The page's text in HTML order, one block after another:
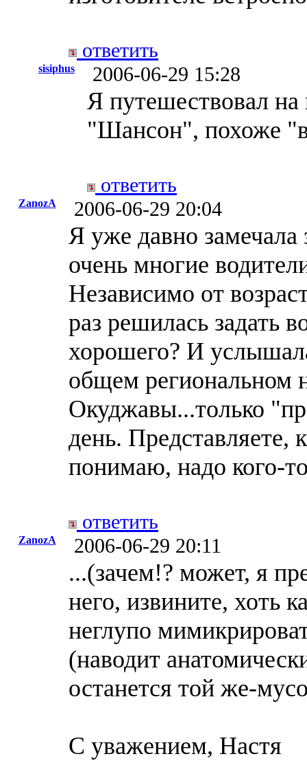
ответить
sisiphus 2006-06-29 15:28
Я путешествовал
"Шансон", похоже
ответить
ZanozA 2006-06-29 20:04
Я уже давно замечала
очень многие
Независимо от
раз решилась
хорошего? И
общем региональном
Окуджавы...только
день. Представляете,
понимаю, надо кого-
ответить
ZanozA 2006-06-29 20:11
...(зачем!? может, я
него, извините, хоть
неглупо
(наводит
останется той же-
С уважением, Настя